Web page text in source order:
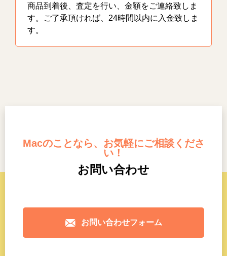
商品到着後、査定を行い、金額をご連絡致しま
す。ご了承頂ければ、24時間以内に入金致しま
す。
Macのことなら、お気軽にご相談くださ
い！
お問い合わせ
お問い合わせフォーム